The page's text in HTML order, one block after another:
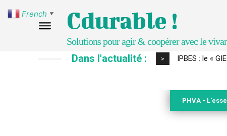
Cdurable !
Solutions pour agir & coopérer avec le
Dans l'actualité : > IPBES : le «
Comment le
PHVA -
French ▼